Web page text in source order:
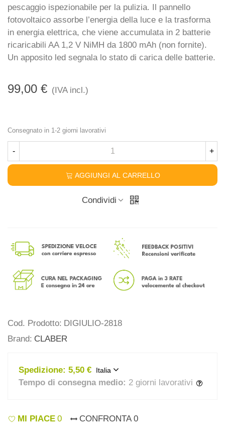
pescaggio ispezionabile per la pulizia. Il pannello
fotovoltaico assorbe l’energia della luce e la trasforma
in energia elettrica, che viene accumulata in 2 batterie
ricaricabili AA 1,2 V NiMH da 1800 mAh (non fornite).
Un apposito led segnala lo stato di carica delle batterie.
99,00 € (IVA incl.)
Consegnato in 1-2 giorni lavorativi
- +
AGGIUNGI AL CARRELLO
Condividi
Cod. Prodotto: DIGIULIO-2818
Brand: CLABER
Spedizione: 5,50 € Italia
Tempo di consegna medio: 2 giorni lavorativi
MI PIACE 0 CONFRONTA 0